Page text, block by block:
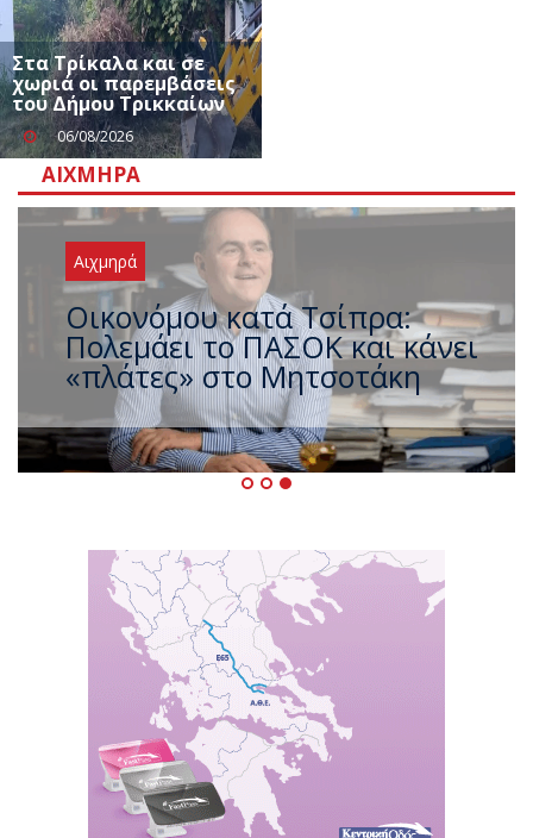
Στα Τρίκαλα και σε
χωριά οι παρεμβάσεις
του Δήμου Τρικκαίων
06/08/2026
ΑΙΧΜΗΡΆ
Αιχμηρά
Έρχεται νέο ισχυρό κύμα
ζέστης με 40 βαθμούς Κελσίου
– Ο καιρός έως τον
Δεκαπενταύγουστο